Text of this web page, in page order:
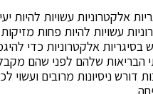
אלקטרוניות עשויות להיות
עשויות להיות פחות
אלקטרוניות כדי
הבריאות שלהם לפני שהם
ניסיונות מרובים ועשוי